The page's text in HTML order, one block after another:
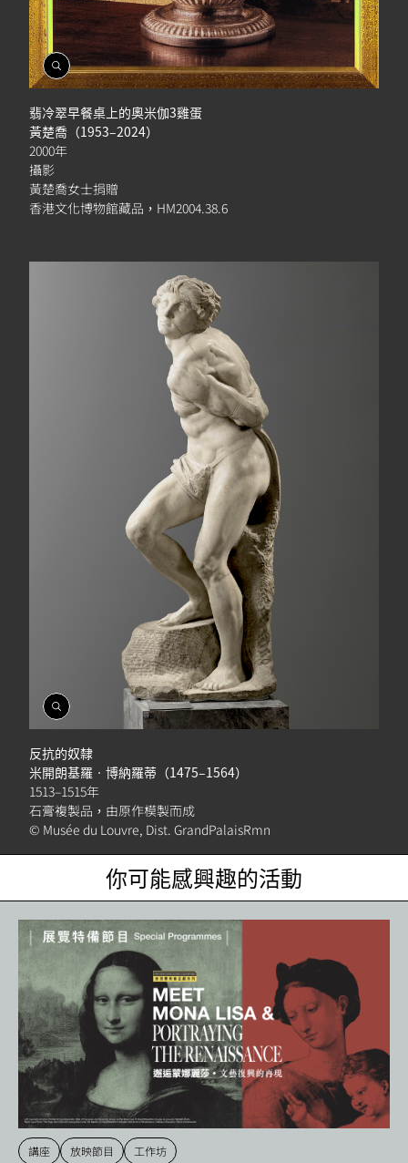
開
啟
相
簿
翡冷翠早餐桌上的奧米伽3雞蛋
黃楚喬（1953–2024）
2000年
攝影
黃楚喬女士捐贈
香港文化博物館藏品，HM2004.38.6
開
啟
相
簿
反抗的奴隸
米開朗基羅‧博納羅蒂（1475–1564）
1513–1515年
石膏複製品，由原作模製而成
© Musée du Louvre, Dist. GrandPalaisRmn
你可能感興趣的活動
講座 放映節目 工作坊